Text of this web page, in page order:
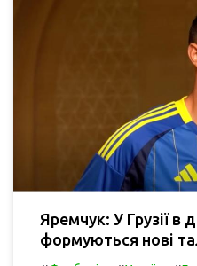
Яремчук: У Грузії в
формуються нові